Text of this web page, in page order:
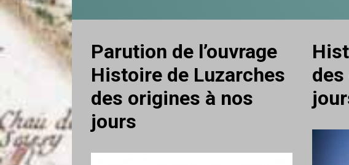
Parution de l’ouvrage
Histoire de Luzarches
des origines à nos
jours